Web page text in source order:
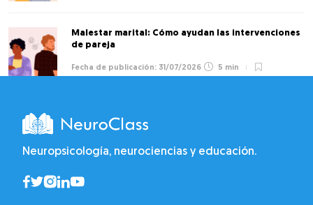
Malestar marital: Cómo ayudan las intervenciones
de pareja
31/07/2026 5 min
Neuropsicología, neurociencias y educación.